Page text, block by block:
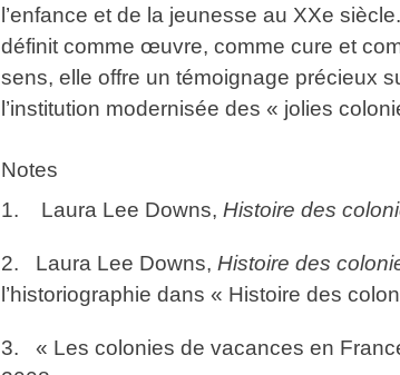
l’enfance et de la jeunesse au XXe
définit comme œuvre, comme cure et
sens, elle offre un témoignage précieux
l’institution modernisée des « jolies
Notes
1. Laura Lee Downs, Histoire des
2. Laura Lee Downs, Histoire des
l’historiographie dans « Histoire des
3. « Les colonies de vacances en